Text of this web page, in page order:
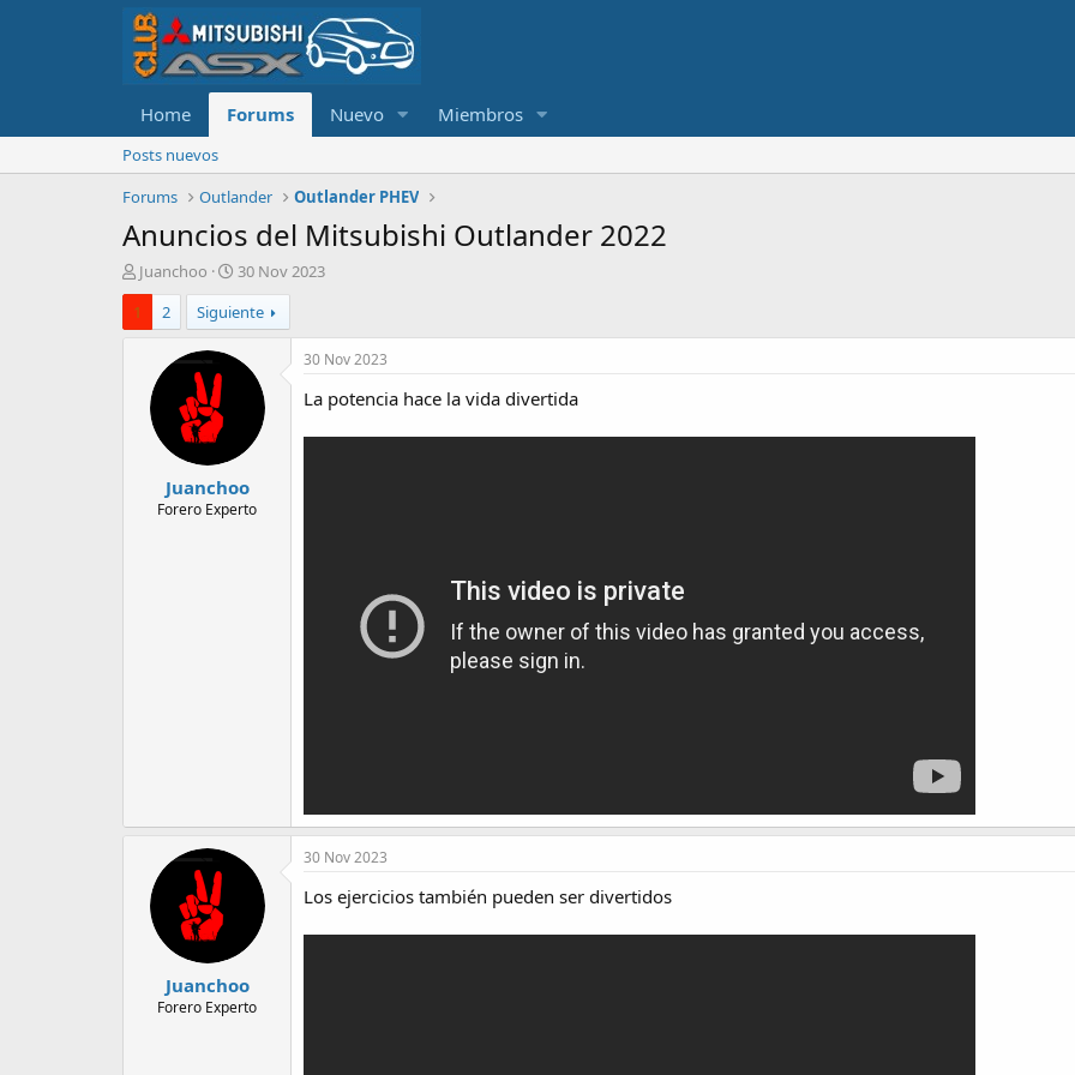
Home Forums Nuevo Miembros
Posts nuevos
Forums
Outlander Outlander PHEV
Anuncios del Mitsubishi Outlander 2022
A
u
t
o
Juanchoo
F
e
c
h
a
i
c
i
30 Nov 2023
1
2 Siguiente
Juanchoo
Forero Experto
30 Nov 2023
La potencia hace la vida divertida
Juanchoo
Forero Experto
30 Nov 2023
Los ejercicios también pueden ser divertidos